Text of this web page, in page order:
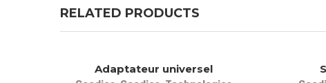
RELATED PRODUCTS
Adaptateur universel